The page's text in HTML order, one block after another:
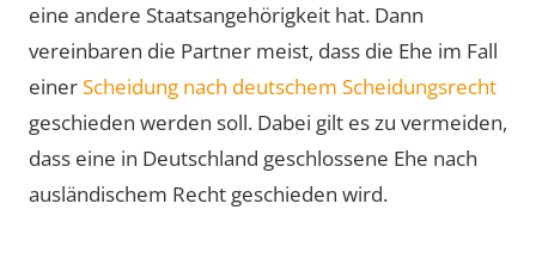
eine andere Staatsangehörigkeit hat. Dann
vereinbaren die Partner meist, dass die Ehe im Fall
einerScheidung nach deutschem Scheidungsrecht
geschieden werden soll. Dabei gilt es zu vermeiden,
dass eine in Deutschland geschlossene Ehe nach
ausländischem Recht geschieden wird.